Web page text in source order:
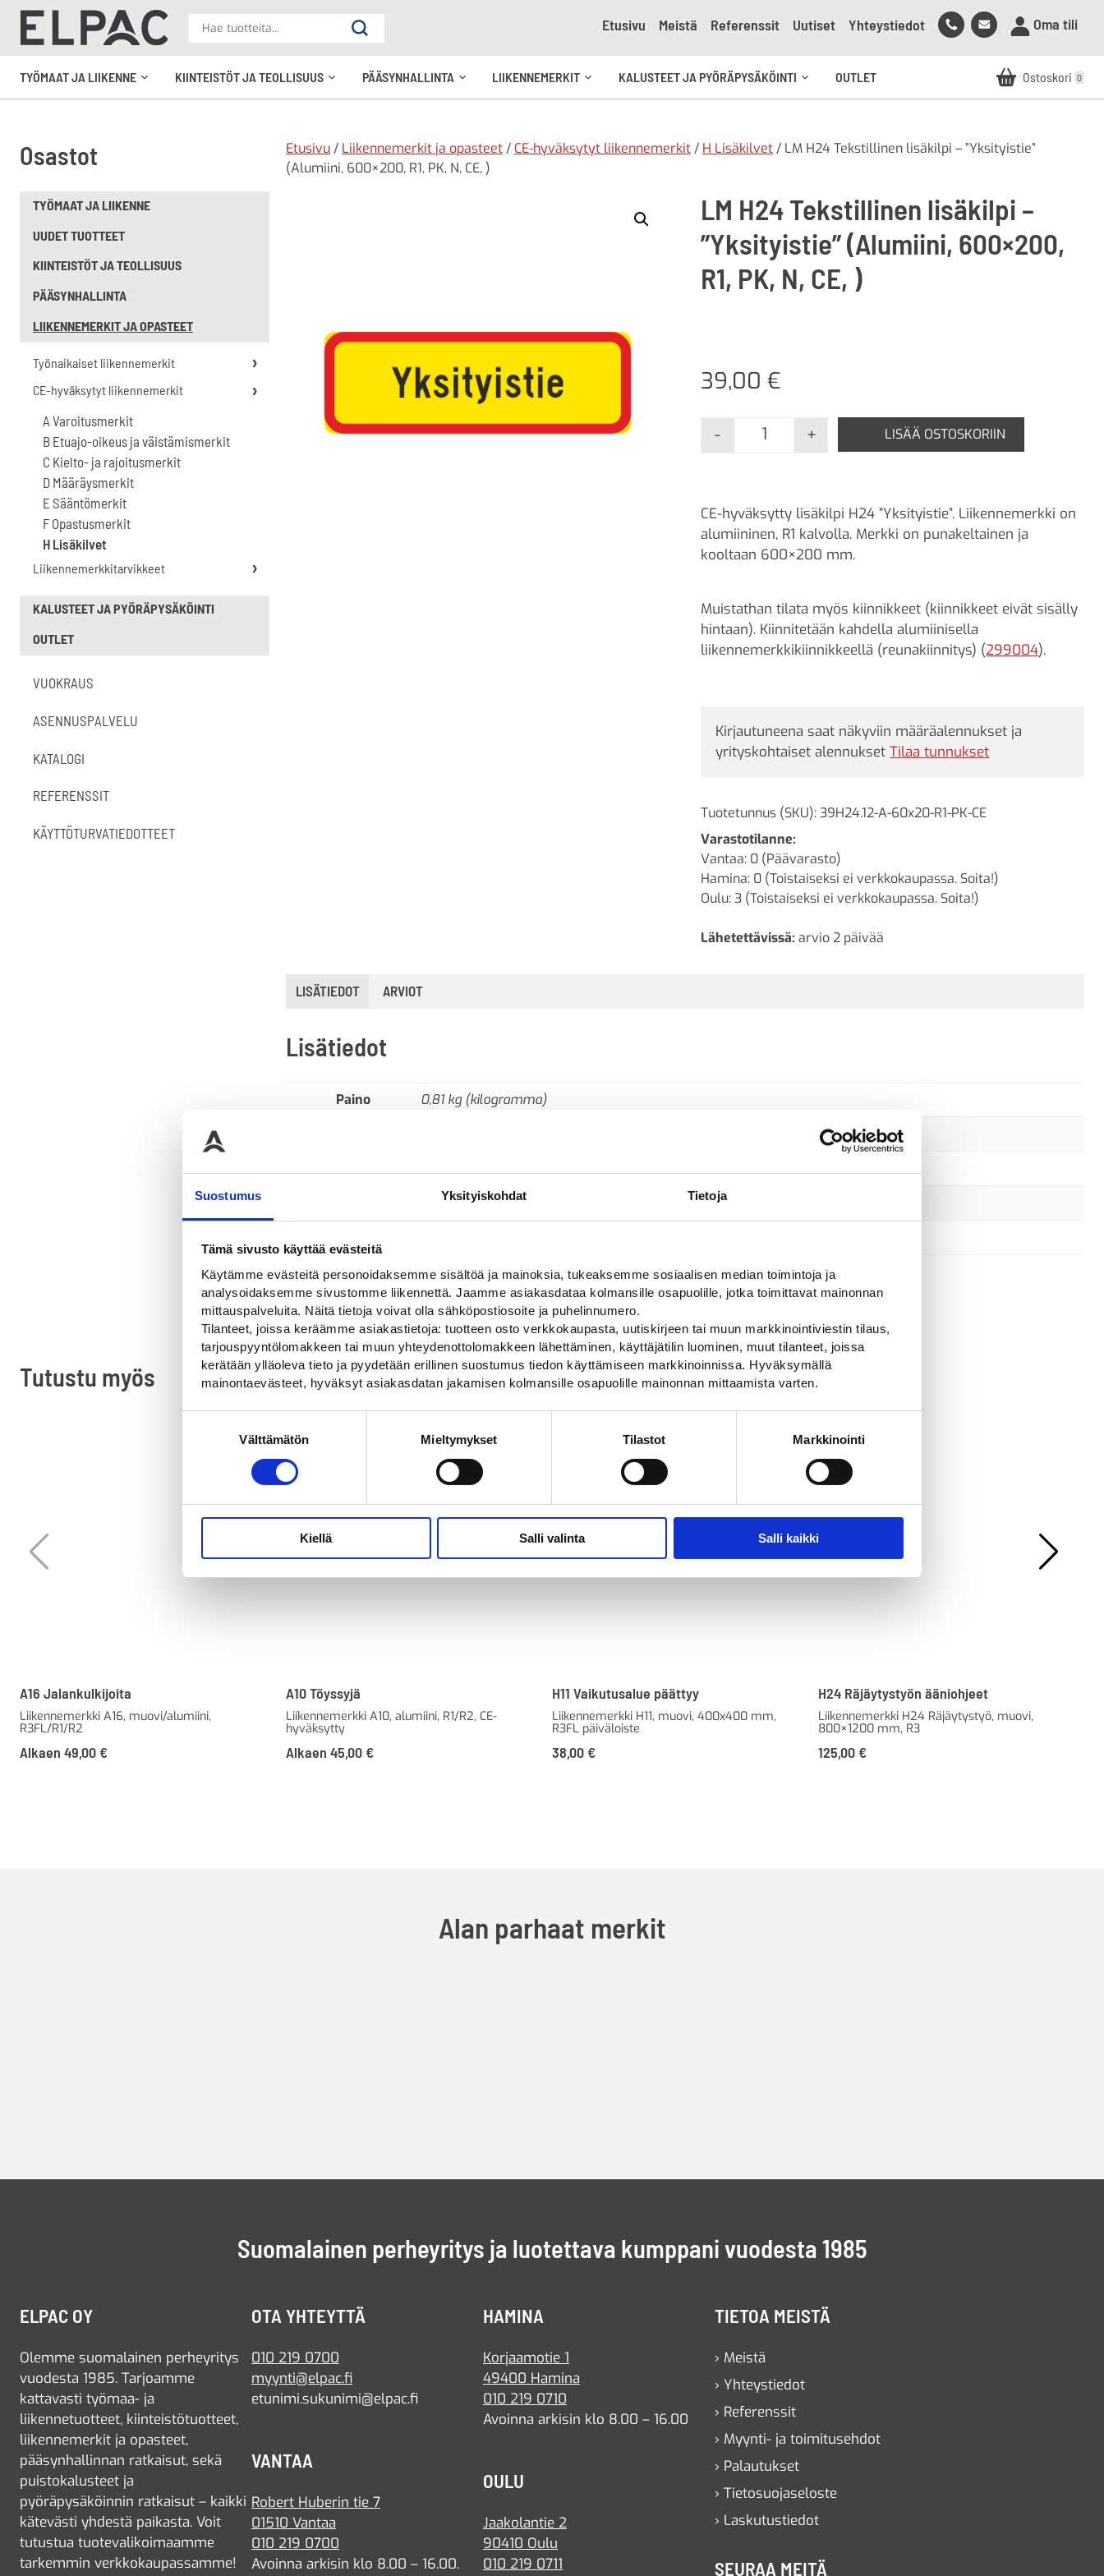
Suostumus Yksityiskohdat Tietoja
Tämä sivusto käyttää evästeitä
Käytämme evästeitä personoidaksemme sisältöä ja mainoksia, tukeaksemme sosiaalisen median toimintoja ja
analysoidaksemme sivustomme liikennettä. Jaamme asiakasdataa kolmansille osapuolille, jotka toimittavat mainonnan
mittauspalveluita. Näitä tietoja voivat olla sähköpostiosoite ja puhelinnumero.
Tilanteet, joissa keräämme asiakastietoja: tuotteen osto verkkokaupasta, uutiskirjeen tai muun markkinointiviestin tilaus,
tarjouspyyntölomakkeen tai muun yhteydenottolomakkeen lähettäminen, käyttäjätilin luominen, muut tilanteet, joissa
kerätään ylläoleva tieto ja pyydetään erillinen suostumus tiedon käyttämiseen markkinoinnissa. Hyväksymällä
mainontaevästeet, hyväksyt asiakasdatan jakamisen kolmansille osapuolille mainonnan mittaamista varten.
Välttämätön Mieltymykset Tilastot Markkinointi
Kiellä Salli valinta Salli kaikki
Hae
Hae
Etusivu Meistä Referenssit Uutiset Yhteystiedot
Soita
meille
Lähetä
meille
Oma tili
TYÖMAAT JA LIIKENNE
KIINTEISTÖT JA TEOLLISUUS
PÄÄSYNHALLINTA
LIIKENNEMERKIT
KALUSTEET JA PYÖRÄPYSÄKÖINTI
OUTLET Ostoskori 0
Osastot
TYÖMAAT JA LIIKENNE
UUDET TUOTTEET
KIINTEISTÖT JA TEOLLISUUS
PÄÄSYNHALLINTA
LIIKENNEMERKIT JA OPASTEET
Työnaikaiset liikennemerkit
CE-hyväksytyt liikennemerkit
A Varoitusmerkit
B Etuajo-oikeus ja väistämismerkit
C Kielto- ja rajoitusmerkit
D Määräysmerkit
E Sääntömerkit
F Opastusmerkit
H Lisäkilvet
Liikennemerkkitarvikkeet
KALUSTEET JA PYÖRÄPYSÄKÖINTI
OUTLET
VUOKRAUS
ASENNUSPALVELU
KATALOGI
REFERENSSIT
KÄYTTÖTURVATIEDOTTEET
Etusivu / Liikennemerkit ja opasteet / CE-hyväksytyt liikennemerkit / H Lisäkilvet / LM H24 Tekstillinen lisäkilpi – ”Yksityistie”
(Alumiini, 600×200, R1, PK, N, CE, )
LM H24 Tekstillinen lisäkilpi –
”Yksityistie” (Alumiini, 600×200,
R1, PK, N, CE, )
39,00€
LM H24 Tekstillinen lisäkilpi - "Yksityistie" (Alumiini,
- + LISÄÄ OSTOSKORIIN
CE-hyväksytty lisäkilpi H24 ”Yksityistie”. Liikennemerkki on
alumiininen, R1 kalvolla. Merkki on punakeltainen ja
kooltaan 600×200 mm.
Muistathan tilata myös kiinnikkeet (kiinnikkeet eivät sisälly
hintaan). Kiinnitetään kahdella alumiinisella
liikennemerkkikiinnikkeellä (reunakiinnitys) (299004).
Kirjautuneena saat näkyviin määräalennukset ja
yrityskohtaiset alennuksetTilaa tunnukset
Tuotetunnus (SKU): 39H24.12-A-60x20-R1-PK-CE
Varastotilanne:
Vantaa: 0 (Päävarasto)
Hamina: 0 (Toistaiseksi ei verkkokaupassa. Soita!)
Oulu: 3 (Toistaiseksi ei verkkokaupassa. Soita!)
Lähetettävissä:arvio 2 päivää
LISÄTIEDOT ARVIOT
Lisätiedot
Paino
0,81 kg (kilogramma)
600×200
alumiini
Tutustu myös
A16 Jalankulkijoita
Liikennemerkki A16, muovi/alumiini,
R3FL/R1/R2
Alkaen 49,00 €
A10 Töyssyjä
Liikennemerkki A10, alumiini, R1/R2, CE-
hyväksytty
Alkaen 45,00 €
H11 Vaikutusalue päättyy
Liikennemerkki H11, muovi, 400x400 mm,
R3FL päiväloiste
38,00 €
H24 Räjäytystyön ääniohjeet
Liikennemerkki H24 Räjäytystyö, muovi,
800×1200 mm, R3
125,00 €
Alan parhaat merkit
Suomalainen perheyritys ja luotettava kumppani vuodesta 1985
ELPAC OY
Olemme suomalainen perheyritys
vuodesta 1985. Tarjoamme
kattavasti työmaa- ja
liikennetuotteet, kiinteistötuotteet,
liikennemerkit ja opasteet,
pääsynhallinnan ratkaisut, sekä
puistokalusteet ja
pyöräpysäköinnin ratkaisut – kaikki
kätevästi yhdestä paikasta. Voit
tutustua tuotevalikoimaamme
tarkemmin verkkokaupassamme!
OTA YHTEYTTÄ
010 219 0700
myynti@elpac.fi
etunimi.sukunimi@elpac.fi
VANTAA
Robert Huberin tie 7
01510 Vantaa
010 219 0700
Avoinna arkisin klo 8.00 – 16.00.
HAMINA
Korjaamotie 1
49400 Hamina
010 219 0710
Avoinna arkisin klo 8.00 – 16.00
OULU
Jaakolantie 2
90410 Oulu
010 219 0711
TIETOA MEISTÄ
› Meistä
› Yhteystiedot
› Referenssit
› Myynti- ja toimitusehdot
› Palautukset
› Tietosuojaseloste
› Laskutustiedot
SEURAA MEITÄ